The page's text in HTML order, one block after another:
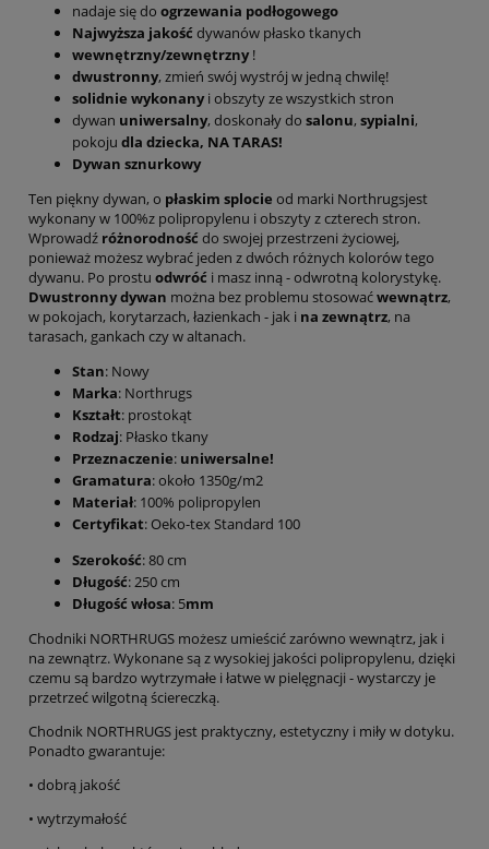
nadaje się do ogrzewania podłogowego
Najwyższa jakość dywanów płasko tkanych
wewnętrzny/zewnętrzny!
dwustronny, zmień swój wystrój w jedną chwilę!
solidnie wykonanyi obszyty ze wszystkich stron
dywan uniwersalny, doskonały do salonu, sypialni,
pokoju dla dziecka, NA TARAS!
Dywan sznurkowy
Ten piękny dywan, o płaskim splocie od marki Northrugsjest
wykonany w 100%z polipropylenu i obszyty z czterech stron.
Wprowadź różnorodność do swojej przestrzeni życiowej,
ponieważ możesz wybrać jeden z dwóch różnych kolorów tego
dywanu. Po prostu odwróć i masz inną - odwrotną kolorystykę.
Dwustronny dywan można bez problemu stosowaćwewnątrz,
w pokojach, korytarzach, łazienkach - jak i na zewnątrz, na
tarasach, gankach czy w altanach.
Stan: Nowy
Marka: Northrugs
Kształt: prostokąt
Rodzaj: Płasko tkany
Przeznaczenie: uniwersalne!
Gramatura: około 1350g/m2
Materiał: 100% polipropylen
Certyfikat: Oeko-tex Standard 100
Szerokość: 80 cm
Długość: 250 cm
Długość włosa: 5mm
Chodniki NORTHRUGS możesz umieścić zarówno wewnątrz, jak i
na zewnątrz. Wykonane są z wysokiej jakości polipropylenu, dzięki
czemu są bardzo wytrzymałe i łatwe w pielęgnacji - wystarczy je
przetrzeć wilgotną ściereczką.
Chodnik NORTHRUGS jest praktyczny, estetyczny i miły w dotyku.
Ponadto gwarantuje:
• dobrą jakość
• wytrzymałość